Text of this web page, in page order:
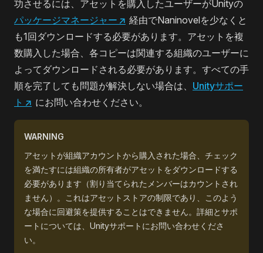
功させるには、アセットを購入したユーザーがUnityの
パッケージマネージャー↗ 経由でNaninovelを少なくと
も1回ダウンロードする必要があります。アセットを複
数購入した場合、各コピーは関連する組織のユーザーに
よってダウンロードされる必要があります。すべての手
順を完了しても問題が解決しない場合は、 Unityサポー
ト ↗ にお問い合わせください。
WARNING
アセットが組織アカウントから購入された場合、チェック
を満たすには組織の所有者がアセットをダウンロードする
必要があります（割り当てられたメンバーはカウントされ
ません）。これはアセットストアの制限であり、このよう
な場合に回避策を提供することはできません。詳細とサポ
ートについては、Unityサポートにお問い合わせくださ
い。